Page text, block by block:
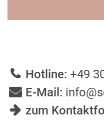
Hotline: +49
E-Mail:
zum